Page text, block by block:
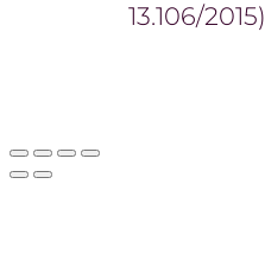
13.106/2015)